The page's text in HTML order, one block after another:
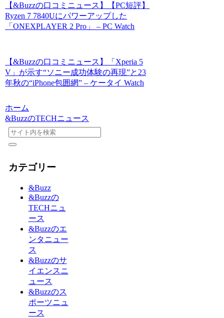
【&Buzzの口コミニュース】【PC短評】
Ryzen 7 7840Uにパワーアップした
「ONEXPLAYER 2 Pro」 – PC Watch
【&Buzzの口コミニュース】「Xperia 5
V」が示す“ソニー成功体験の再現”と23
年秋の“iPhone包囲網” – ケータイ Watch
ホーム
&BuzzのTECHニュース
カテゴリー
&Buzz
&Buzzの
TECHニュ
ース
&Buzzのエ
ンタニュー
ス
&Buzzのサ
イエンスニ
ュース
&Buzzのス
ポーツニュ
ース